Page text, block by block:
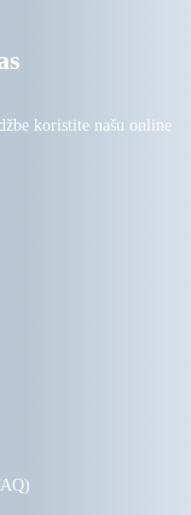
koristite našu online